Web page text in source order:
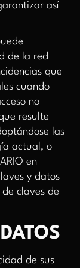
así
de la red
que
cuando
no
resulte
las
actual, o
en
y datos
claves de
de sus